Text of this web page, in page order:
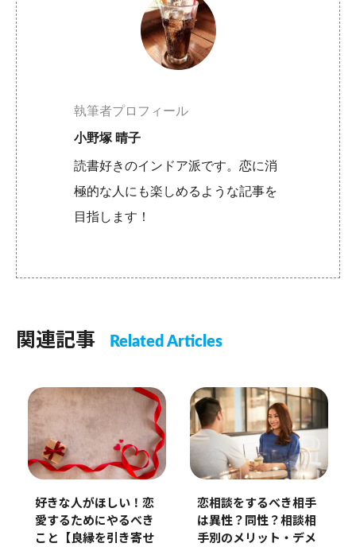
執筆者プロフィール
小野塚 晴子
読書好きのインドア派です。恋に消
極的な人にも楽しめるような記事を
目指します！
関連記事 Related Articles
好きな人がほしい！恋
愛するためにやるべき
こと【良縁を引き寄せ
恋相談をするべき相手
は異性？同性？相談相
手別のメリット・デメ